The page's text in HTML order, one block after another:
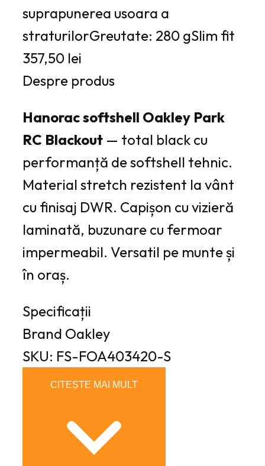
suprapunerea usoara a
straturilorGreutate: 280 gSlim fit
357,50 lei
Despre produs
Hanorac softshell Oakley Park
RC Blackout — total black cu
performanță de softshell tehnic.
Material stretch rezistent la vânt
cu finisaj DWR. Capișon cu vizieră
laminată, buzunare cu fermoar
impermeabil. Versatil pe munte și
în oraș.
Specificații
Brand Oakley
SKU: FS-FOA403420-S